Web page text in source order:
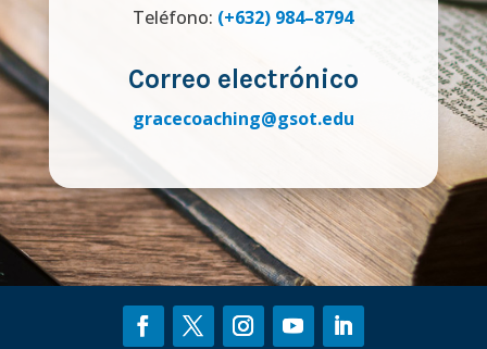
Teléfono: (+632) 984–8794
Correo electrónico
gracecoaching@gsot.edu